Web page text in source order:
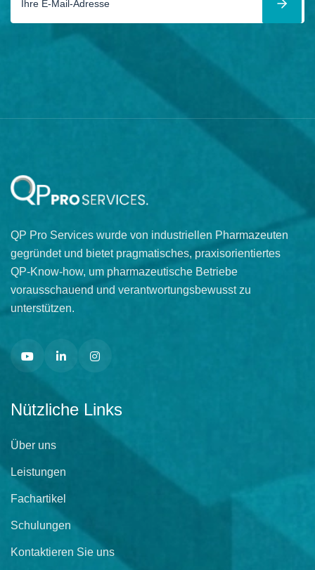
QP Pro Services wurde von industriellen Pharmazeuten
gegründet und bietet pragmatisches, praxisorientiertes
QP-Know-how, um pharmazeutische Betriebe
vorausschauend und verantwortungsbewusst zu
unterstützen.
Nützliche Links
Über uns
Leistungen
Fachartikel
Schulungen
Kontaktieren Sie uns